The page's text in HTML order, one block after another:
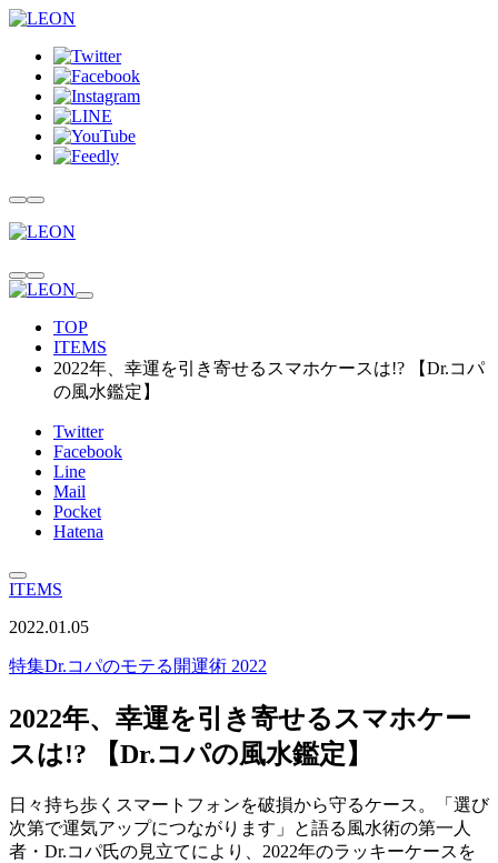
TOP
ITEMS
2022年、幸運を引き寄せるスマホケースは!? 【Dr.コパ
の風水鑑定】
Twitter
Facebook
Line
Mail
Pocket
Hatena
ITEMS
2022.01.05
特集Dr.コパのモテる開運術 2022
2022年、幸運を引き寄せるスマホケー
スは!? 【Dr.コパの風水鑑定】
日々持ち歩くスマートフォンを破損から守るケース。「選び
次第で運気アップにつながります」と語る風水術の第一人
者・Dr.コパ氏の見立てにより、2022年のラッキーケースを